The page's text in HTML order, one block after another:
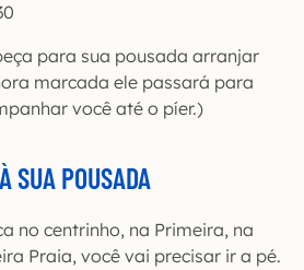
para sua pousada arranjar
marcada ele passará para
você até o píer.)
SUA POUSADA
no centrinho, na Primeira, na
Praia, você vai precisar ir a pé.